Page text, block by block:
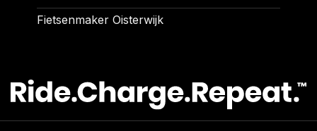
Fietsenmaker Oisterwijk